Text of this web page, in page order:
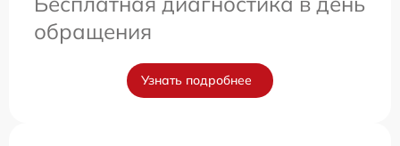
обращения
Узнать подробнее